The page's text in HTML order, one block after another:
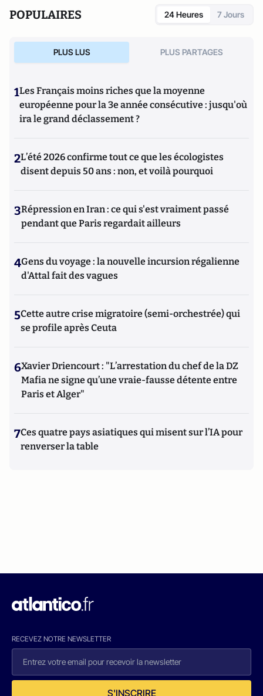
POPULAIRES 24 Heures 7 Jours
PLUS LUS PLUS PARTAGES
1Les Français moins riches que la moyenne
européenne pour la 3e année consécutive : jusqu'où
ira le grand déclassement ?
2L’été 2026 confirme tout ce que les écologistes
disent depuis 50 ans : non, et voilà pourquoi
3Répression en Iran : ce qui s'est vraiment passé
pendant que Paris regardait ailleurs
4Gens du voyage : la nouvelle incursion régalienne
d'Attal fait des vagues
5Cette autre crise migratoire (semi-orchestrée) qui
se profile après Ceuta
6Xavier Driencourt : "L’arrestation du chef de la DZ
Mafia ne signe qu’une vraie-fausse détente entre
Paris et Alger"
7Ces quatre pays asiatiques qui misent sur l’IA pour
renverser la table
RECEVEZ NOTRE NEWSLETTER
S'INSCRIRE